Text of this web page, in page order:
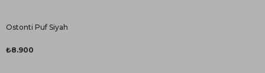
Ostonti Puf Siyah
₺8.900